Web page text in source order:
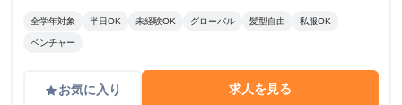
全学年対象 半日OK 未経験OK グローバル 髪型自由 私服OK
ベンチャー
gradeお気に入り 求人を見る